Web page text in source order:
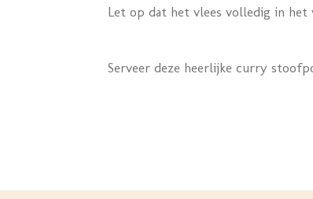
Let op dat het vlees volledig in het
Serveer deze heerlijke curry